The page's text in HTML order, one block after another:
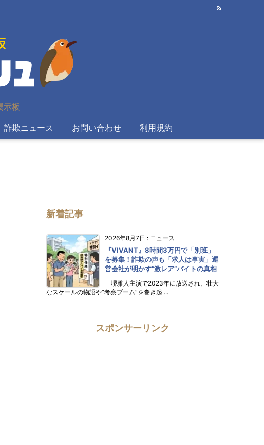
示板
詐欺ニュース お問い合わせ 利用規約
新着記事
2026年8月7日 : ニュース
『VIVANT』8時間3万円で「別班」
を募集！詐欺の声も「求人は事実」運
営会社が明かす“激レア”バイトの真相
堺雅人主演で2023年に放送され、壮大
なスケールの物語や“考察ブーム”を巻き起 ...
スポンサーリンク